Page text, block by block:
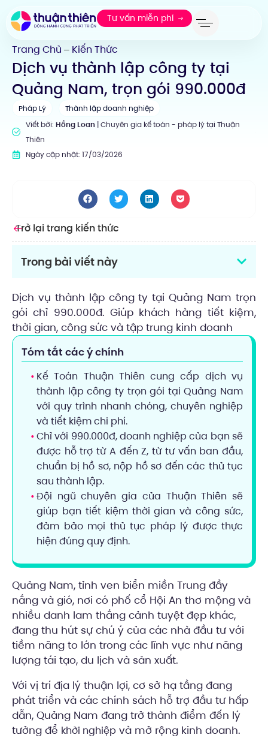
Tư vấn miễn phí
Trang Chủ — Kiến Thức
Dịch vụ thành lập công ty tại
Quảng Nam, trọn gói 990.000đ
Pháp Lý
Thành lập doanh nghiệp
Viết bởi: Hồng Loan| Chuyên gia kế toán - pháp lý tại Thuận
Thiên
Ngày cập nhật: 17/03/2026
Dịch vụ thành lập công ty tại Quảng Nam trọn
gói chỉ 990.000đ. Giúp khách hàng tiết kiệm,
thời gian, công sức và tập trung kinh doanh
Tóm tắt các ý chính
Kế Toán Thuận Thiên cung cấp dịch vụ
thành lập công ty trọn gói tại Quảng Nam
với quy trình nhanh chóng, chuyên nghiệp
và tiết kiệm chi phí.
Chỉ với 990.000đ, doanh nghiệp của bạn sẽ
được hỗ trợ từ A đến Z, từ tư vấn ban đầu,
chuẩn bị hồ sơ, nộp hồ sơ đến các thủ tục
sau thành lập.
Đội ngũ chuyên gia của Thuận Thiên sẽ
giúp bạn tiết kiệm thời gian và công sức,
đảm bảo mọi thủ tục pháp lý được thực
hiện đúng quy định.
Quảng Nam, tỉnh ven biển miền Trung đầy
nắng và gió, nơi có phố cổ Hội An thơ mộng và
nhiều danh lam thắng cảnh tuyệt đẹp khác,
đang thu hút sự chú ý của các nhà đầu tư với
tiềm năng to lớn trong các lĩnh vực như năng
lượng tái tạo, du lịch và sản xuất.
Với vị trí địa lý thuận lợi, cơ sở hạ tầng đang
phát triển và các chính sách hỗ trợ đầu tư hấp
dẫn, Quảng Nam đang trở thành điểm đến lý
tưởng để khởi nghiệp và mở rộng kinh doanh.
Trở lại trang kiến thức
Trong bài viết này